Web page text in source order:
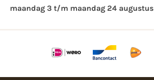
maandag 3 t/m maandag 24 augustus